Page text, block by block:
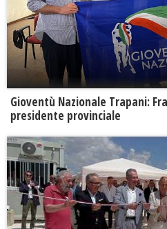
Gioventù Nazionale Trapani:
presidente provinciale